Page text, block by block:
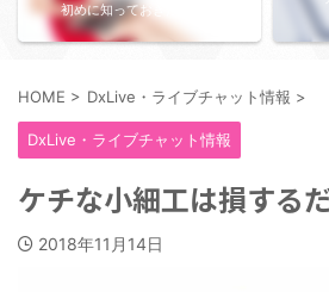
初めに知っておきたい情報
HOME > DxLive・ライブチャット情報 >
DxLive・ライブチャット情報
ケチな小細工は損する
2018年11月14日